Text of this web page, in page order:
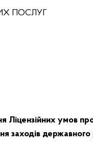
ПОСЛУГ
умов
заходів